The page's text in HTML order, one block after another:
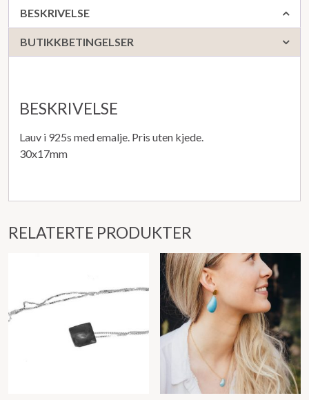
BESKRIVELSE
BUTIKKBETINGELSER
BESKRIVELSE
Lauv i 925s med emalje. Pris uten kjede.
30x17mm
RELATERTE PRODUKTER